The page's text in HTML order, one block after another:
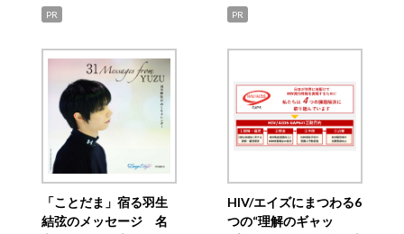
PR PR
「ことだま」宿る羽生
結弦のメッセージ 名
HIV/エイズにまつわる6
つの“理解のギャッ